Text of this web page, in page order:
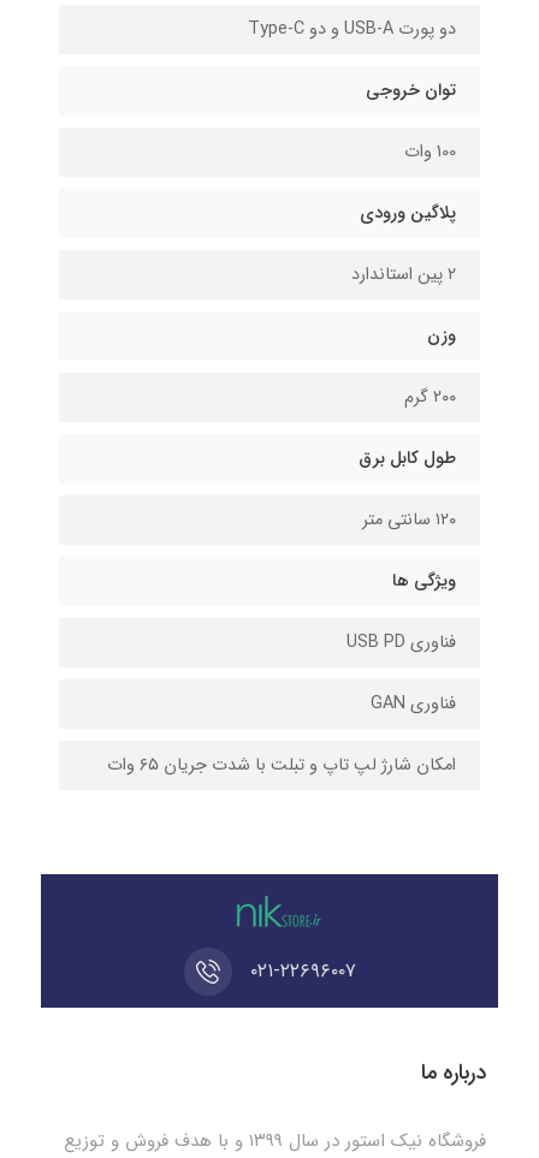
دو پورت USB-A و دو Type-C
توان خروجی
100 وات
پلاگین ورودی
۲ پین استاندارد
وزن
2۰۰ گرم
طول کابل برق
۱۲۰ سانتی متر
ویژگی ها
فناوری USB PD
فناوری GAN
امکان شارژ لپ تاپ و تبلت با شدت جریان ۶۵ وات
۰۲۱-۲۲۶۹۶۰۰۷
درباره ما
فروشگاه نیک استور در سال ۱۳۹۹ و با هدف فروش و توزیع